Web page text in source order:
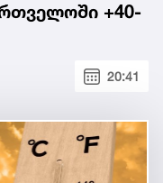
+40-
20:41